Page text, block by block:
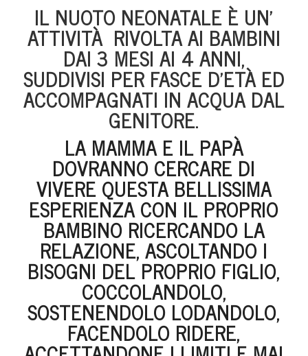
IL NUOTO NEONATALE È UN’
ATTIVITÀ RIVOLTA AI BAMBINI
DAI 3 MESI AI 4 ANNI,
SUDDIVISI PER FASCE D’ETÀ ED
ACCOMPAGNATI IN ACQUA DAL
GENITORE.
LA MAMMA E IL PAPÀ
DOVRANNO CERCARE DI
VIVERE QUESTA BELLISSIMA
ESPERIENZA CON IL PROPRIO
BAMBINO RICERCANDO LA
RELAZIONE, ASCOLTANDO I
BISOGNI DEL PROPRIO FIGLIO,
COCCOLANDOLO,
SOSTENENDOLO LODANDOLO,
FACENDOLO RIDERE,